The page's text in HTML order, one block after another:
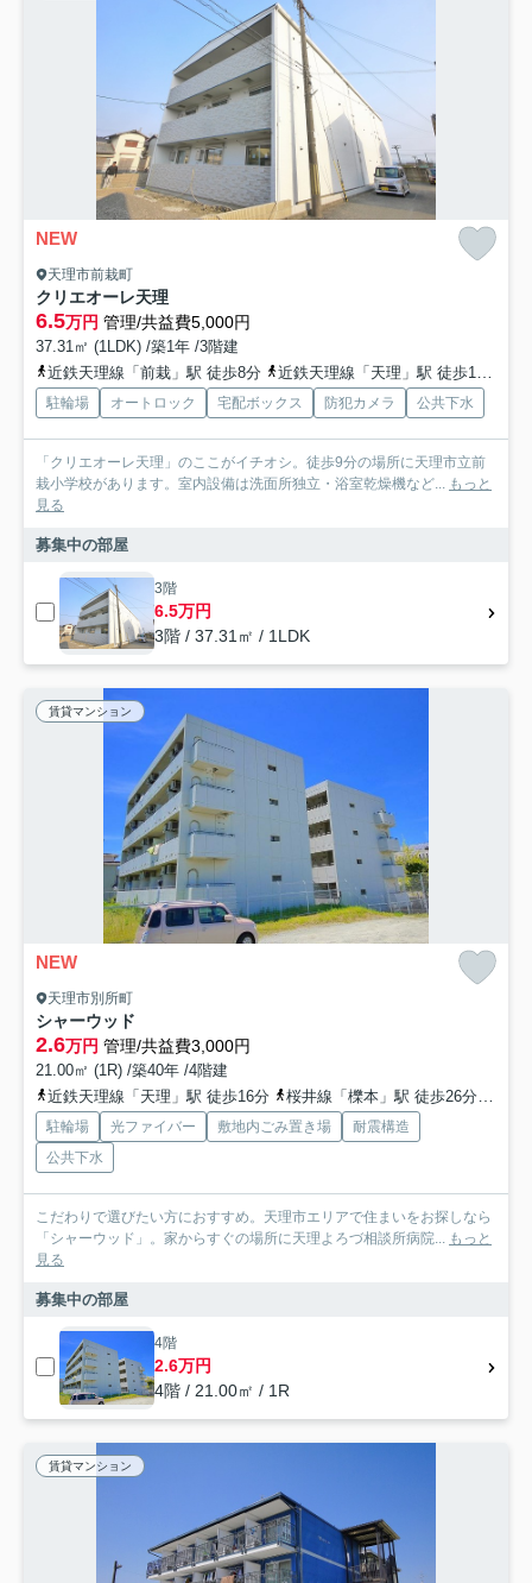
NEW
天理市前栽町
クリエオーレ天理
6.5万円 管理/共益費5,000円
37.31㎡ (1LDK) /築1年 /3階建
近鉄天理線「前栽」駅 徒歩8分
近鉄天理線「天理」駅 徒歩15分
駐輪場 オートロック 宅配ボックス 防犯カメラ 公共下水
「クリエオーレ天理」のここがイチオシ。徒歩9分の場所に天理市立前
栽小学校があります。室内設備は洗面所独立・浴室乾燥機など... もっと
見る
募集中の部屋
3階
6.5万円
3階 / 37.31㎡ / 1LDK
賃貸マンション
NEW
天理市別所町
シャーウッド
2.6万円 管理/共益費3,000円
21.00㎡ (1R) /築40年 /4階建
近鉄天理線「天理」駅 徒歩16分
桜井線「櫟本」駅 徒歩26分
駐輪場 光ファイバー 敷地内ごみ置き場
耐震構造
公共下水
こだわりで選びたい方におすすめ。天理市エリアで住まいをお探しなら
「シャーウッド」。家からすぐの場所に天理よろづ相談所病院... もっと
見る
募集中の部屋
4階
2.6万円
4階 / 21.00㎡ / 1R
賃貸マンション